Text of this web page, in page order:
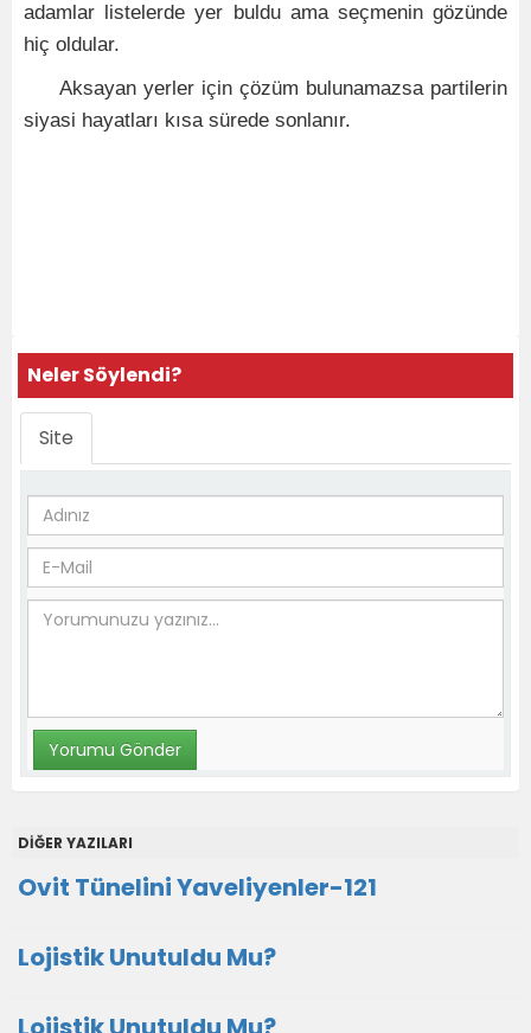
adamlar listelerde yer buldu ama seçmenin gözünde
hiç oldular.
Aksayan yerler için çözüm bulunamazsa partilerin
siyasi hayatları kısa sürede sonlanır.
Neler Söylendi?
Site
DİĞER YAZILARI
Ovit Tünelini Yaveliyenler-121
Lojistik Unutuldu Mu?